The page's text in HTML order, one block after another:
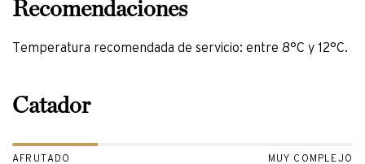
Temperatura recomendada de servicio: entre 8°C y 12°C.
Catador
AFRUTADO MUY COMPLEJO